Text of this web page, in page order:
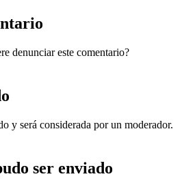
denunciar este comentario?
y será considerada por un moderador.
ser enviado